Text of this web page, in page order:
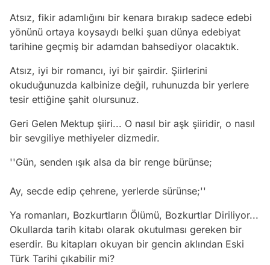
Atsız, fikir adamlığını bir kenara bırakıp sadece edebi
yönünü ortaya koysaydı belki şuan dünya edebiyat
tarihine geçmiş bir adamdan bahsediyor olacaktık.
Atsız, iyi bir romancı, iyi bir şairdir. Şiirlerini
okuduğunuzda kalbinize değil, ruhunuzda bir yerlere
tesir ettiğine şahit olursunuz.
Geri Gelen Mektup şiiri... O nasıl bir aşk şiiridir, o nasıl
bir sevgiliye methiyeler dizmedir.
''Gün, senden ışık alsa da bir renge bürünse;
Ay, secde edip çehrene, yerlerde sürünse;''
Ya romanları, Bozkurtların Ölümü, Bozkurtlar Diriliyor...
Okullarda tarih kitabı olarak okutulması gereken bir
eserdir. Bu kitapları okuyan bir gencin aklından Eski
Türk Tarihi çıkabilir mi?